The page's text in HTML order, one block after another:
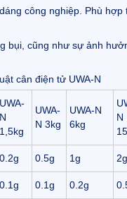
công nghiệp. Phù hợp
bụi, cũng như sự ảnh
cân điện tử UWA-N
UWA-
N
1,5kg
UWA-
N 3kg
UWA-N
6kg
N
0.2g 0.5g 1g 2g
0.1g 0.1g 0.2g